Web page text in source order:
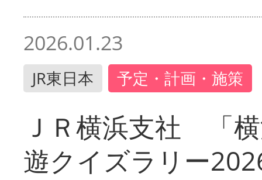
2026.01.23
JR東日本 予定・計画・施策
ＪＲ横浜支社 「
遊クイズラリー